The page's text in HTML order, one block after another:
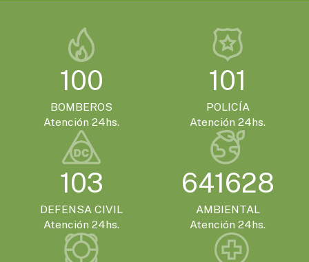
100
BOMBEROS
Atención 24hs.
101
POLICÍA
Atención 24hs.
103
DEFENSA CIVIL
Atención 24hs.
641628
AMBIENTAL
Atención 24hs.